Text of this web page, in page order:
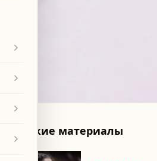
Похожие материалы